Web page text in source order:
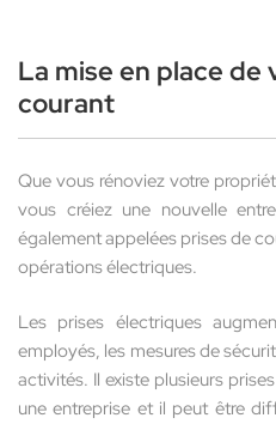
La mise en place de
courant
Que vous rénoviez votre
vous créiez une nouvelle
également appelées prises de
opérations électriques.
Les prises électriques
employés, les mesures de
activités. Il existe plusieurs
une entreprise et il peut être